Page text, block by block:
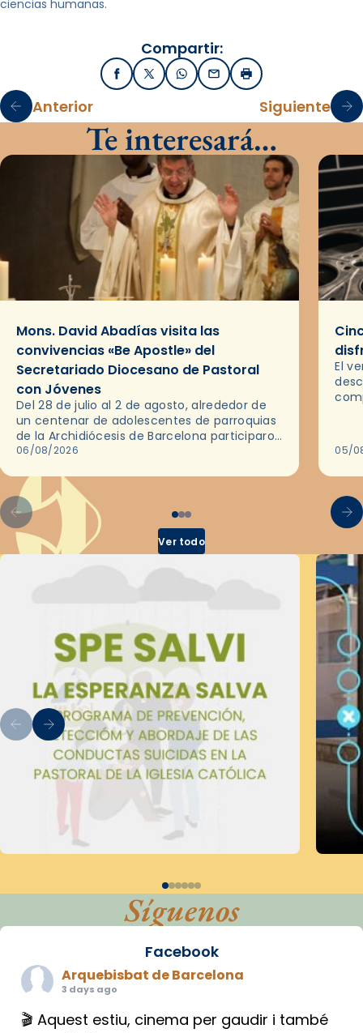
ciencias humanas.
Compartir:
FacebookX / TwitterWhatsApp
EmailImprimir
Anterior Siguiente
Te interesará…
Mons. David Abadías visita las
convivencias «Be Apostle» del
Secretariado Diocesano de Pastoral
con Jóvenes
Del 28 de julio al 2 de agosto, alrededor de
un centenar de adolescentes de parroquias
de la Archidiócesis de Barcelona participaron
en las convivencias Be Apostle, organizadas
06/08/2026
El
05/
Ver todo
Síguenos
Facebook
Arquebisbat de Barcelona
3 days ago
🎬 Aquest estiu, cinema per gaudir i també